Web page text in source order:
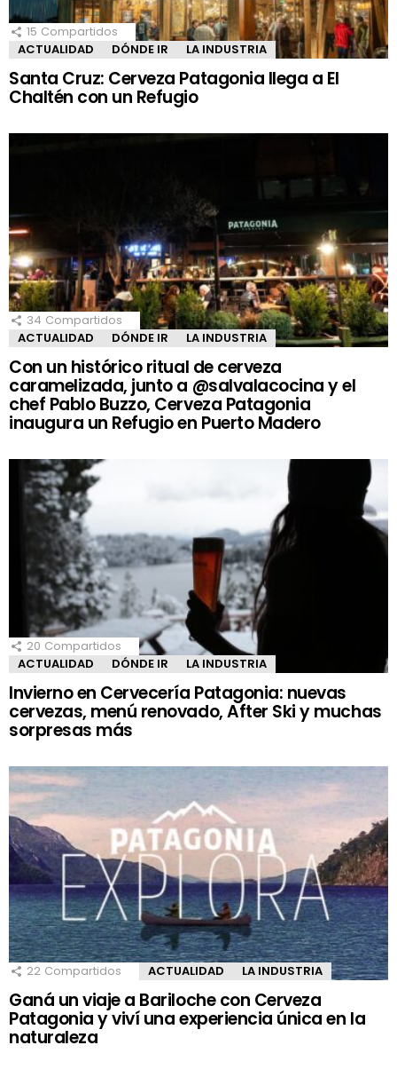
15 Compartidos
ACTUALIDAD
DÓNDE IR LA INDUSTRIA
Santa Cruz: Cerveza Patagonia llega a El
Chaltén con un Refugio
34 Compartidos
ACTUALIDAD
DÓNDE IR LA INDUSTRIA
Con un histórico ritual de cerveza
caramelizada, junto a @salvalacocina y el
chef Pablo Buzzo, Cerveza Patagonia
inaugura un Refugio en Puerto Madero
20 Compartidos
ACTUALIDAD
DÓNDE IR LA INDUSTRIA
Invierno en Cervecería Patagonia: nuevas
cervezas, menú renovado, After Ski y muchas
sorpresas más
22 Compartidos ACTUALIDAD LA INDUSTRIA
Ganá un viaje a Bariloche con Cerveza
Patagonia y viví una experiencia única en la
naturaleza